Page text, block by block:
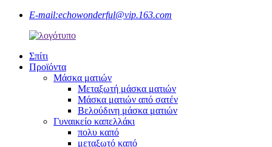
E-mail:echowonderful@vip.163.com
Σπίτι
Προϊόντα
Μάσκα ματιών
Μεταξωτή μάσκα ματιών
Μάσκα ματιών από σατέν
Βελούδινη μάσκα ματιών
Γυναικείο καπελλάκι
πολυ καπό
μεταξωτό καπό